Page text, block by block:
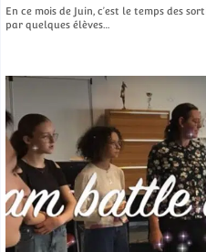
En ce mois de Juin, c’est le temps des
par quelques élèves…